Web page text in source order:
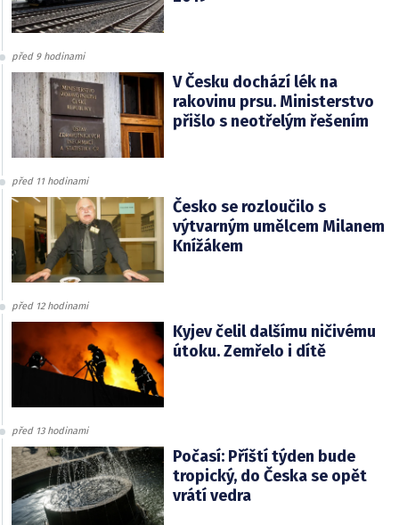
před 9 hodinami
V Česku dochází lék na
rakovinu prsu. Ministerstvo
přišlo s neotřelým řešením
před 11 hodinami
Česko se rozloučilo s
výtvarným umělcem Milanem
Knížákem
před 12 hodinami
Kyjev čelil dalšímu ničivému
útoku. Zemřelo i dítě
před 13 hodinami
Počasí: Příští týden bude
tropický, do Česka se opět
vrátí vedra